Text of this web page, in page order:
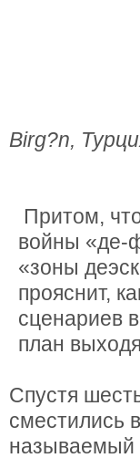
Birg?n,
Притом,
войны «де-
«зоны
прояснит,
сценариев
план
Спустя
сместились
называемый